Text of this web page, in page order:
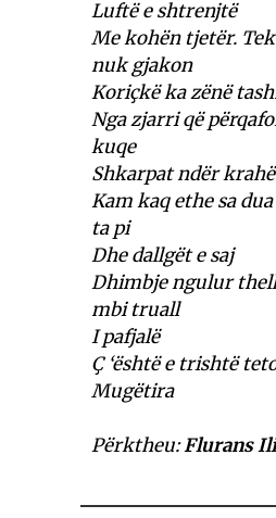
Luftë e shtrenjtë
Me kohën tjetër.
nuk gjakon
Koriçkë ka zënë
Nga zjarri që
kuqe
Shkarpat ndër krahë
Kam kaq ethe sa
ta pi
Dhe dallgët e saj
Dhimbje ngulur
mbi truall
I pafjalë
Ç ‘është e trishtë
Mugëtira
Përktheu:Flurans